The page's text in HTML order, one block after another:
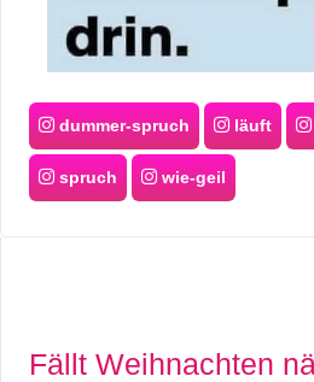
dummer-spruch läuft
spruch wie-geil
Fällt Weihnachten